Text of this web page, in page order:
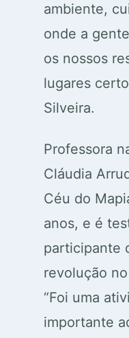
ambiente,
onde a
os nossos
lugares
Silveira.
Professora
Cláudia
Céu do
anos, e é
participante
revolução
“Foi uma
importante